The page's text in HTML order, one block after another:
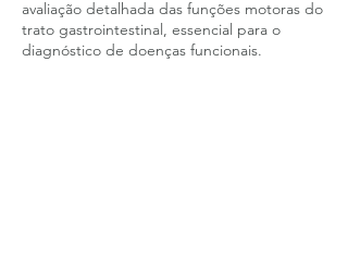
avaliação detalhada das funções motoras do
trato gastrointestinal, essencial para o
diagnóstico de doenças funcionais.